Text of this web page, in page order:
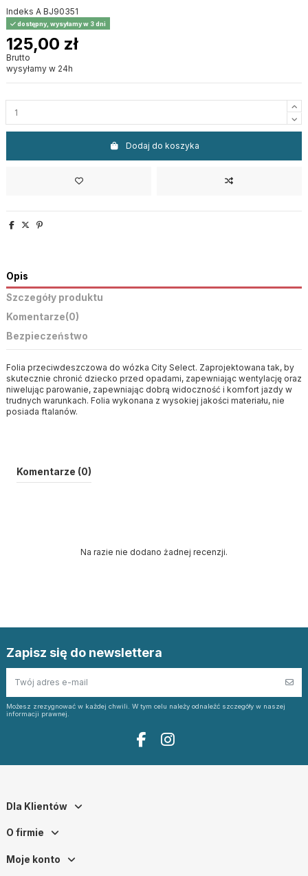
Indeks A BJ90351
dostępny, wysyłamy w 3 dni
125,00 zł
Brutto
wysyłamy w 24h
Dodaj do koszyka
Opis
Szczegóły produktu
Komentarze(0)
Bezpieczeństwo
Folia przeciwdeszczowa do wózka City Select. Zaprojektowana tak, by
skutecznie chronić dziecko przed opadami, zapewniając wentylację oraz
niwelując parowanie, zapewniając dobrą widoczność i komfort jazdy w
trudnych warunkach. Folia wykonana z wysokiej jakości materiału, nie
posiada ftalanów.
Komentarze (0)
Na razie nie dodano żadnej recenzji.
Zapisz się do newslettera
Możesz zrezygnować w każdej chwili. W tym celu należy odnaleźć szczegóły w naszej
informacji prawnej.
Dla Klientów
O firmie
Moje konto